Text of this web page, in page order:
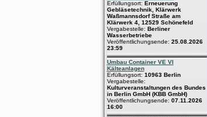
Erfüllungsort: Erneuerung
Gebläsetechnik, Klärwerk
Waßmannsdorf Straße am
Klärwerk 4, 12529 Schönefeld
Vergabestelle: Berliner
Wasserbetriebe
Veröffentlichungsende: 25.08.2026
23:59
Umbau Container VE VI
Kälteanlagen
Erfüllungsort: 10963 Berlin
Vergabestelle:
Kulturveranstaltungen des Bundes
in Berlin GmbH (KBB GmbH)
Veröffentlichungsende: 07.11.2026
16:00